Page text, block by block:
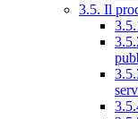
3.5. Il